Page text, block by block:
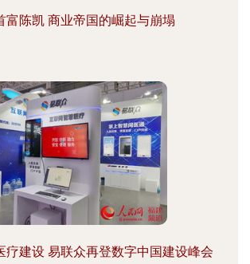
富陈凯 商业帝国的崛起与崩塌
疗建设 易联众再登数字中国建设峰会